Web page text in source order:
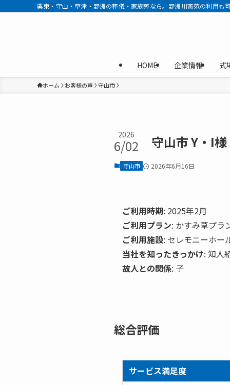
栗東・守山・草津・野洲の葬儀・家族葬なら。野洲川斎苑の利用
HOME 企業情報 式
ホーム お客様の声 守山市
守山市 Y・I
2026
6/02
守山市 2026年6月16日
ご利用時期: 2025年2月
ご利用プラン: かすみ草プラ
ご利用施設: セレモニーホー
当社を知ったきっかけ: 知人
故人との関係: 子
総合評価
サービス満足度